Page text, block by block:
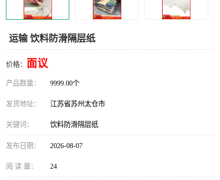
运输 饮料防滑隔层纸
价格： 面议
产品数量： 9999.00个
发货地址： 江苏省苏州太仓市
关键词： 饮料防滑隔层纸
发布日期： 2026-08-07
阅 读 量： 24